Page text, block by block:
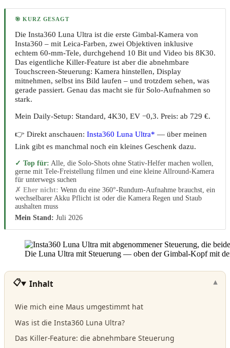
🎯 KURZ GESAGT
Die Insta360 Luna Ultra ist die erste Gimbal-Kamera von
Insta360 – mit Leica-Farben, zwei Objektiven inklusive
echtem 60-mm-Tele, durchgehend 10 Bit und Video bis 8K30.
Das eigentliche Killer-Feature ist aber die abnehmbare
Touchscreen-Steuerung: Kamera hinstellen, Display
mitnehmen, selbst ins Bild laufen – und trotzdem sehen, was
gerade passiert. Genau das macht sie für Solo-Aufnahmen so
stark.
Mein Daily-Setup: Standard, 4K30, EV −0,3. Preis: ab 729 €.
👉 Direkt anschauen: Insta360 Luna Ultra* — über meinen
Link gibt es manchmal noch ein kleines Geschenk dazu.
✓ Top für: Alle, die Solo-Shots ohne Stativ-Helfer machen wollen,
gerne mit Tele-Freistellung filmen und eine kleine Allround-Kamera
für unterwegs suchen
✗ Eher nicht: Wenn du eine 360°-Rundum-Aufnahme brauchst, ein
wechselbarer Akku Pflicht ist oder die Kamera Regen und Staub
aushalten muss
Mein Stand: Juli 2026
Die Luna Ultra mit Steuerung — oben der Gimbal-Kopf mit
Inhalt
Wie mich eine Maus umgestimmt hat
Was ist die Insta360 Luna Ultra?
Das Killer-Feature: die abnehmbare Steuerung